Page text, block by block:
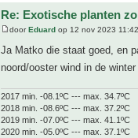
Re: Exotische planten
door Eduard op 12 nov 2023 11:42
Ja Matko die staat goed, en
noord/ooster wind in de winter
2017 min. -08.1ºC --- max. 34.7ºC
2018 min. -08.6ºC --- max. 37.2ºC
2019 min. -07.0ºC --- max. 41.1ºC
2020 min. -05.0ºC --- max. 37.1ºC